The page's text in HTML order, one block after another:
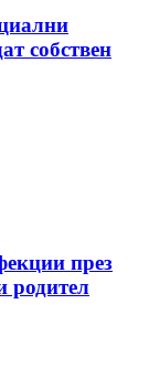
собствен
през
родител